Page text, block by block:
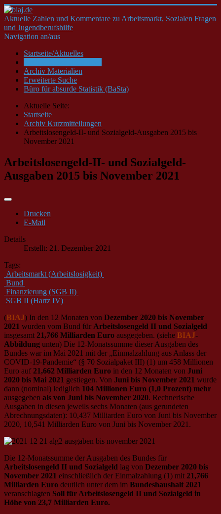
Aktuelle Zahlen und Kommentare zu Arbeitsmarkt, Sozialen Fragen
und Jugendberufshilfe
Navigation an/aus
Startseite/Aktuelles
Archiv Materialien
Erweiterte Suche
Büro für absurde Statistik (BaSta)
Aktuelle Seite:
Startseite
Archiv Kurzmitteilungen
Arbeitslosengeld-II- und Sozialgeld-Ausgaben 2015 bis
November 2021
Arbeitslosengeld-II- und Sozialgeld-
Ausgaben 2015 bis November 2021
Drucken
E-Mail
Details
Erstellt: 21. Dezember 2021
Tags:
Arbeitsmarkt (Arbeitslosigkeit)
Bund
Finanzierung (SGB II)
SGB II (Hartz IV)
(BIAJ) In den 12 Monaten von Dezember 2020 bis November
2021 wurden vom Bund für Arbeitslosengeld II und Sozialgeld
insgesamt 21,766 Milliarden Euro ausgegeben. (siehe BIAJ-
Abbildung unten) Die 12-Monatssumme dieser Ausgaben des
Bundes war im Mai 2021 mit der „Einmalzahlung aus Anlass der
COVID-19-Pandemie“ (§ 70 Sozialpaket III) (1) um 458 Millionen
Euro auf 21,662 Milliarden Euro in den 12 Monaten von Juni
2020 bis Mai 2021 gestiegen. Von Juni bis November 2021 wurde
dann (nominal) lediglich 104 Millionen Euro (1,0 Prozent) mehr
ausgegeben als von Juni bis November 2020. Rechnerische
Ausgaben in diesen jeweils sechs Monaten (aus gerundeten
Abrechnungsdaten): 10,437 Milliarden Euro von Juni bis November
2020, 10,541 Milliarden Euro von Juni bis November 2021.
Die 12-Monatssumme der Ausgaben des Bundes für
Arbeitslosengeld II und Sozialgeld lag von Dezember 2020 bis
November 2021 einschließlich der Einmalzahlung (1) mit 21,766
Milliarden Euro deutlich unter dem im Bundeshaushalt 2021
veranschlagten Soll für Arbeitslosengeld II und Sozialgeld in
Höhe von 23,7 Milliarden Euro.